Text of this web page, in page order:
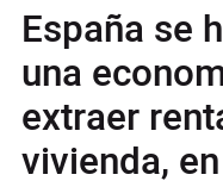
España se
una
extraer
vivienda,